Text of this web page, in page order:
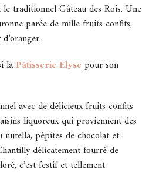
le traditionnel Gâteau des Rois. Une
parée de mille fruits confits,
la Pâtisserie Elyse pour son
avec de délicieux fruits confits
liquoreux qui proviennent des
nutella, pépites de chocolat et
délicatement fourré de
c’est festif et tellement